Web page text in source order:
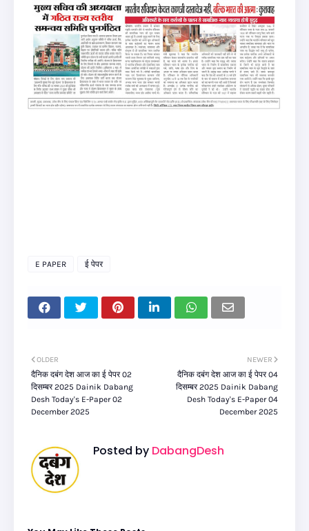
E PAPER ई पेपर
NEWER
दैनिक दबंग देश आज का ई पेपर 04
दिसम्बर 2025 Dainik Dabang
Desh Today's E-Paper 04
December 2025
OLDER
दैनिक दबंग देश आज का ई पेपर 02
दिसम्बर 2025 Dainik Dabang
Desh Today's E-Paper 02
December 2025
Posted by DabangDesh